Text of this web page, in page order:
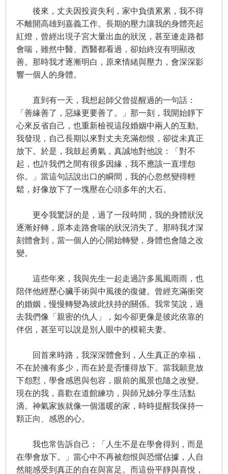
後來，丈夫因投資失利，家中負債累累，我不得
不離開高雄到嘉義工作。長期的壓力讓我的身體亮起
紅燈，曾經出現子宮大量出血的狀況，甚至連走路都
會喘，雖然中醫、西醫都看過，卻始終沒有明顯改
善。那時我才逐漸明白，原來情緒與壓力，會深深影
響一個人的身體。
直到有一天，我想起師父曾提醒過的一句話：
「善緣善了，惡緣更要善了。」那一刻，我開始靜下
心來反省自己，也重新檢視這段婚姻中兩人的互動。
我發現，自己長期以來對丈夫充滿怨恨，卻從未真正
放下。於是，我鼓起勇氣，真誠地對他說：「對不
起，也許我們之間有很多因緣，我不應該一直埋怨
你。」當這句話說出口的瞬間，我的心忽然變得輕
鬆，好像放下了一塊壓在心頭多年的大石。
更令我驚訝的是，過了一段時間，我的身體狀況
逐漸好轉，原本走路會喘的狀況消失了。那時我才深
刻體會到，當一個人的心開始轉變，身體也會隨之改
變。
這些年來，我與先生一起走過許多風風雨雨，也
陪伴他經歷心臟手術與中風後的復健。曾經充滿衝突
的婚姻，慢慢轉變為彼此扶持的關係。我常笑說，過
去我們像「親密的仇人」，如今卻更像是彼此依靠的
伴侶，甚至可以說是別人眼中的模範夫妻。
回首來時路，我深深體會到，人生真正的幸福，
不在於擁有多少，而在於是否懂得放下。當我願意放
下怨懟，學會感恩與包容，眼前的風景也隨之改變。
現在的我，喜歡在道館練功，與師兄姊分享生活點
滴。神氣家族就像一個溫暖的家，時時提醒我保持一
顆正向、感恩的心。
我也常告訴自己：「人生不是在學會得到，而是
在學會放下。」當心中不再被怨恨與恐懼佔據，人自
然能感受到真正的自在與富足。而這份平靜與喜悅，